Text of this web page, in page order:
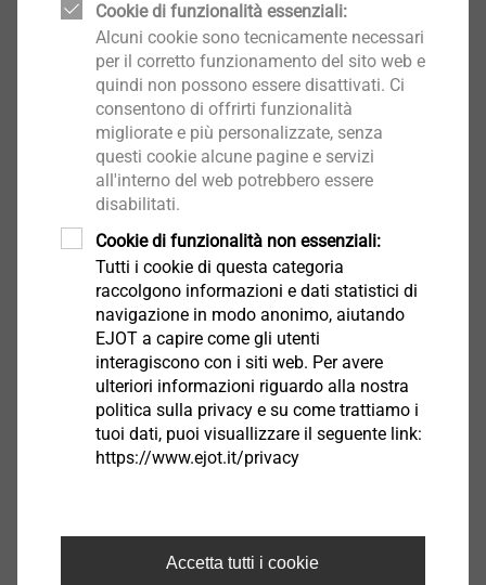
Seleziona prodotto
Resina Super Epoxy
Seleziona prodotto
Resina Multifix PSF+
Fissaggio chimico
Seleziona prodotto
Cookie di funzionalità essenziali:
Alcuni cookie sono tecnicamente necessari
per il corretto funzionamento del sito web e
quindi non possono essere disattivati. Ci
consentono di offrirti funzionalità
migliorate e più personalizzate, senza
questi cookie alcune pagine e servizi
all'interno del web potrebbero essere
disabilitati.
Cookie di funzionalità non essenziali:
Tutti i cookie di questa categoria
raccolgono informazioni e dati statistici di
navigazione in modo anonimo, aiutando
EJOT a capire come gli utenti
interagiscono con i siti web. Per avere
ulteriori informazioni riguardo alla nostra
politica sulla privacy e su come trattiamo i
tuoi dati, puoi visuallizzare il seguente link:
https://www.ejot.it/privacy
Accetta tutti i cookie